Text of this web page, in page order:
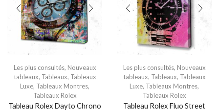
Les plus consultés, Nouveaux
tableaux, Tableaux, Tableaux
Luxe, Tableaux Montres,
Tableaux Rolex
Tableau Rolex Dayto Chrono
Les plus consultés, Nouveaux
tableaux, Tableaux, Tableaux
Luxe, Tableaux Montres,
Tableaux Rolex
Tableau Rolex Fluo Street